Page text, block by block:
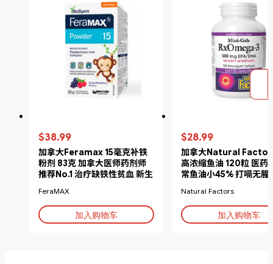
$38.99
加拿大Feramax 15毫克补铁
粉剂 83克 加拿大医师药剂师
推荐No.1 治疗缺铁性贫血 新生
FeraMAX
加入购物车
$28.99
加拿大Natural
高浓缩鱼油 120粒 医药
常鱼油小45% 打嗝无腥
Natural Factors
加入购物车